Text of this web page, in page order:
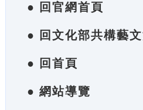
● 回官網首頁
● 回文化部共構藝
● 回首頁
● 網站導覽